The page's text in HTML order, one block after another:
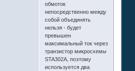
обмоток
непосредственно между
собой объединять
нельзя - будет
превышен
максимальный ток через
транзистор микросхемы
STA302A, поэтому
используется два